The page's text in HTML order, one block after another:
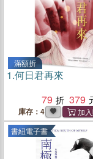
滿額折
1.何日君再來
79
379
庫存：4
書紐電子書